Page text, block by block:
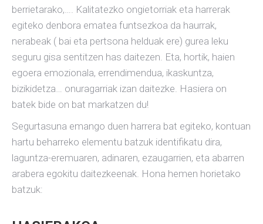
berrietarako,…. Kalitatezko ongietorriak eta harrerak
egiteko denbora ematea funtsezkoa da haurrak,
nerabeak ( bai eta pertsona helduak ere) gurea leku
seguru gisa sentitzen has daitezen. Eta, hortik, haien
egoera emozionala, errendimendua, ikaskuntza,
bizikidetza… onuragarriak izan daitezke. Hasiera on
batek bide on bat markatzen du!
Segurtasuna emango duen harrera bat egiteko, kontuan
hartu beharreko elementu batzuk identifikatu dira,
laguntza-eremuaren, adinaren, ezaugarrien, eta abarren
arabera egokitu daitezkeenak. Hona hemen horietako
batzuk: